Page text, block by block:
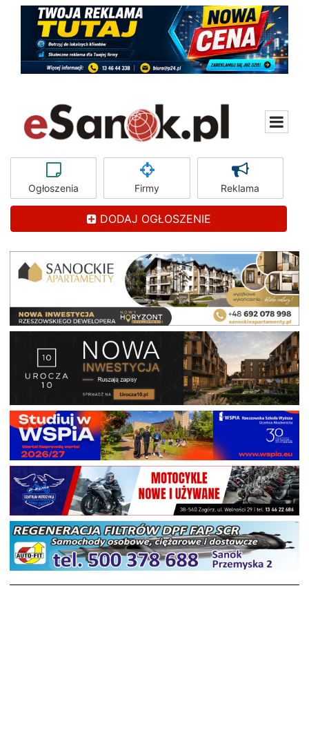
Ogłoszenia Firmy Reklama
DODAJ OGŁOSZENIE